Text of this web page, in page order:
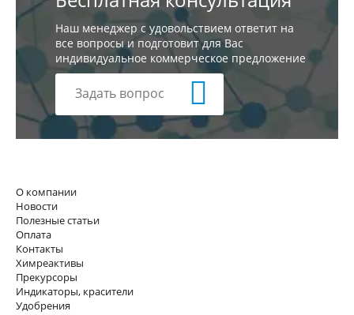
Наш менеджер с удовольствием ответит на
все вопросы и подготовит для Вас
индивидуальное коммерческое предложение
Задать вопрос
О компании
Новости
Полезные статьи
Оплата
Контакты
Химреактивы
Прекурсоры
Индикаторы, красители
Удобрения